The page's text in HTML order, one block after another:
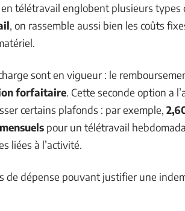
en télétravail englobent plusieurs types
, on rassemble aussi bien les coûts
sont en vigueur : le
forfaitaire. Cette seconde option a
certains plafonds : par exemple,
pour un télétravail
liées à l’activité.
de dépense pouvant justifier une